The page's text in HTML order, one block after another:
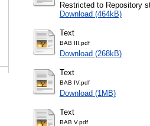
Restricted to Repository
Download (464kB)
Text
BAB III.pdf
Download (268kB)
Text
BAB IV.pdf
Download (1MB)
Text
BAB V.pdf